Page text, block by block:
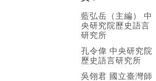
藍弘岳（主編） 中
央研究院歷史語言
研究所
孔令偉 中央研究院
歷史語言研究所
吳翎君 國立臺灣師